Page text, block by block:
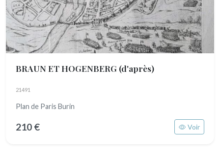
BRAUN ET HOGENBERG (d'après)
21491
Plan de Paris Burin
210 € Voir